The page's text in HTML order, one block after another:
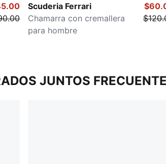
Scuderia Ferrari
Chamarra con cremallera
para hombre
JUNTOS